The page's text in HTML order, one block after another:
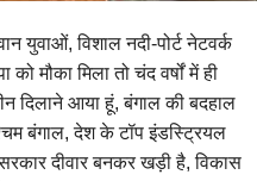
युवाओं, विशाल नदी-पोर्ट नेटवर्क
मौका मिला तो चंद वर्षों में ही
दिलाने आया हूं, बंगाल की बदहाल
बंगाल, देश के टॉप इंडस्ट्रियल
दीवार बनकर खड़ी है, विकास